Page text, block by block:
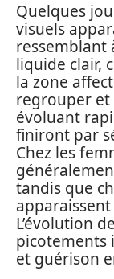
Quelques
visuels
ressemblant
liquide clair,
la zone
regrouper et
évoluant
finiront par
Chez les
tandis que
L’évolution
picotements
et guérison